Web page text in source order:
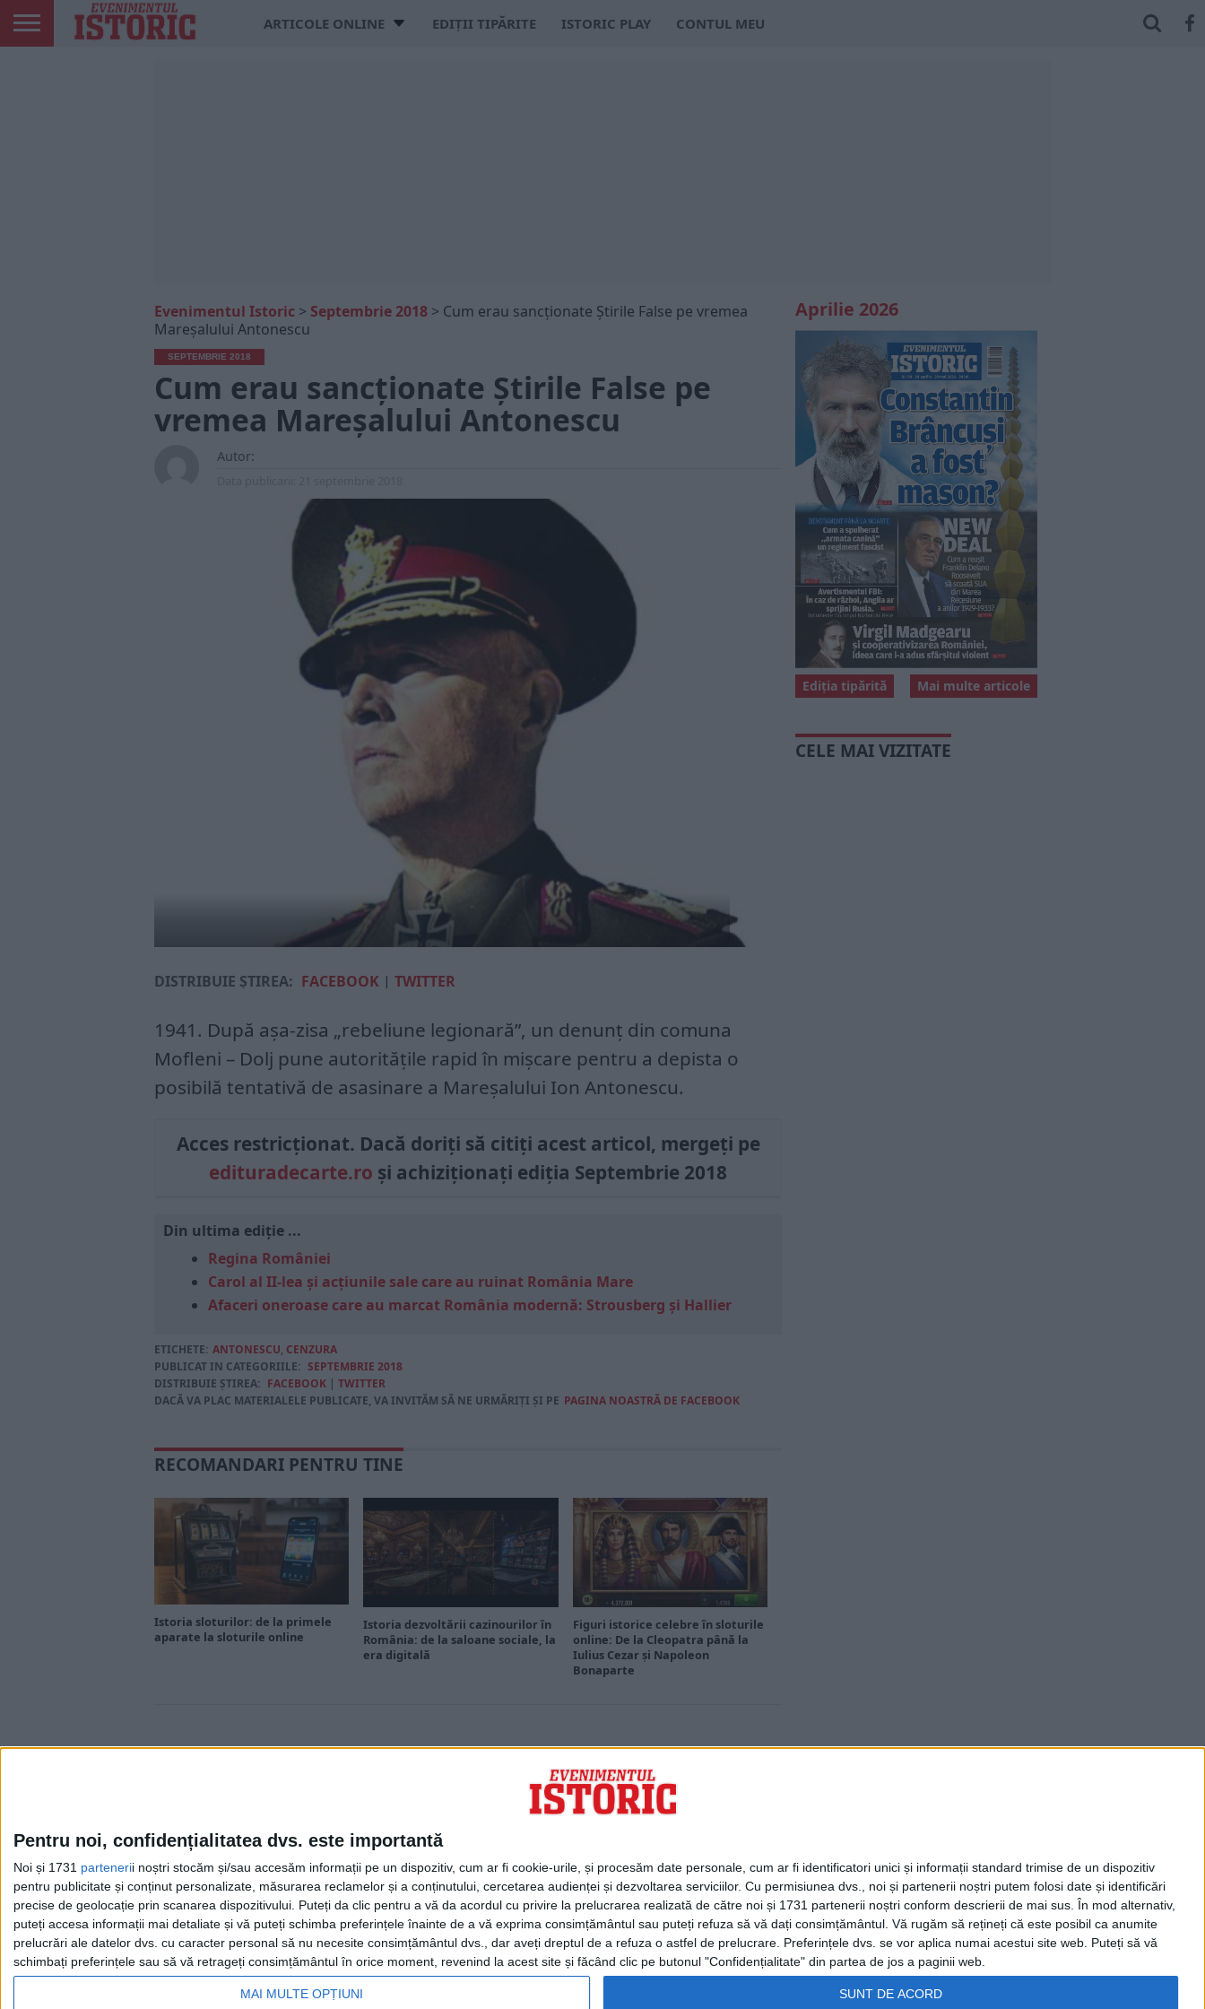
Pentru noi, confidențialitatea dvs. este importantă
Noi și 1731 partenerii noștri stocăm și/sau accesăm informații pe un dispozitiv, cum ar fi cookie-urile, și procesăm date personale, cum ar fi identificatori unici și informații standard trimise de un dispozitiv
pentru publicitate și conținut personalizate, măsurarea reclamelor și a conținutului, cercetarea audienței și dezvoltarea serviciilor. Cu permisiunea dvs., noi și partenerii noștri putem folosi date și identificări
precise de geolocație prin scanarea dispozitivului. Puteți da clic pentru a vă da acordul cu privire la prelucrarea realizată de către noi și 1731 partenerii noștri conform descrierii de mai sus. În mod alternativ,
puteți accesa informații mai detaliate și vă puteți schimba preferințele înainte de a vă exprima consimțământul sau puteți refuza să vă dați consimțământul. Vă rugăm să rețineți că este posibil ca anumite
prelucrări ale datelor dvs. cu caracter personal să nu necesite consimțământul dvs., dar aveți dreptul de a refuza o astfel de prelucrare. Preferințele dvs. se vor aplica numai acestui site web. Puteți să vă
schimbați preferințele sau să vă retrageți consimțământul în orice moment, revenind la acest site și făcând clic pe butonul "Confidențialitate" din partea de jos a paginii web.
MAI MULTE OPȚIUNI SUNT DE ACORD
ARTICOLE ONLINE EDIȚII TIPĂRITE ISTORIC PLAY CONTUL MEU
Evenimentul Istoric > Septembrie 2018 > Cum erau sancţionate Ştirile False pe vremea
Mareşalului Antonescu
SEPTEMBRIE 2018
Cum erau sancţionate Ştirile False pe
vremea Mareşalului Antonescu
Autor:
DISTRIBUIE ȘTIREA: FACEBOOK | TWITTER
1941. După aşa-zisa „rebeliune legionară”, un denunţ din comuna
Mofleni – Dolj pune autorităţile rapid în mişcare pentru a depista o
posibilă tentativă de asasinare a Mareşalului Ion Antonescu.
Acces restricționat. Dacă doriți să citiți acest articol, mergeți pe
edituradecarte.ro și achiziționați ediția Septembrie 2018
Din ultima ediție ...
Regina României
Carol al II-lea și acțiunile sale care au ruinat România Mare
Afaceri oneroase care au marcat România modernă: Strousberg și Hallier
ETICHETE: ANTONESCU, CENZURA
PUBLICAT IN CATEGORIILE: SEPTEMBRIE 2018
DISTRIBUIE ȘTIREA: FACEBOOK | TWITTER
DACĂ VA PLAC MATERIALELE PUBLICATE, VA INVITĂM SĂ NE URMĂRIȚI ȘI PE PAGINA NOASTRĂ DE FACEBOOK
RECOMANDARI PENTRU TINE
Istoria sloturilor: de la primele
aparate la sloturile online
Istoria dezvoltării cazinourilor în
România: de la saloane sociale, la
era digitală
Figuri istorice celebre în sloturile
online: De la Cleopatra până la
Iulius Cezar și Napoleon
Bonaparte
Aprilie 2026
Mai multe articole
Ediția tipărită
CELE MAI VIZITATE
Cea mai mare revistă de istorie din Europa!.
Media KIT
Evenimentul Zilei
Doctorul Zilei
Infofinanciar
Infoactual
Editura de carte
EVZ Comunicate
Capital Comunicate
Animal Zoo
Capital Comunicate